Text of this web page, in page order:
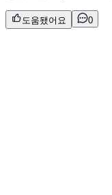
도움됐어요 0